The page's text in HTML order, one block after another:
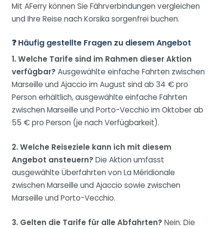
Mit AFerry können Sie Fährverbindungen vergleichen
und Ihre Reise nach Korsika sorgenfrei buchen.
❓ Häufig gestellte Fragen zu diesem Angebot
1. Welche Tarife sind im Rahmen dieser Aktion
verfügbar? Ausgewählte einfache Fahrten zwischen
Marseille und Ajaccio im August sind ab 34 € pro
Person erhältlich, ausgewählte einfache Fahrten
zwischen Marseille und Porto-Vecchio im Oktober ab
55 € pro Person (je nach Verfügbarkeit).
2. Welche Reiseziele kann ich mit diesem
Angebot ansteuern? Die Aktion umfasst
ausgewählte Überfahrten von La Méridionale
zwischen Marseille und Ajaccio sowie zwischen
Marseille und Porto-Vecchio.
3. Gelten die Tarife für alle Abfahrten? Nein. Die